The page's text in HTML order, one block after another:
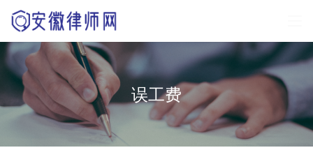
误工费